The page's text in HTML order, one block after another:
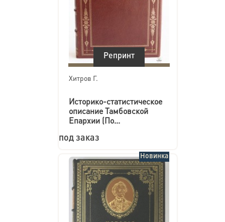
Репринт
Хитров Г.
Историко-статистическое
описание Тамбовской
Епархии (По...
под заказ